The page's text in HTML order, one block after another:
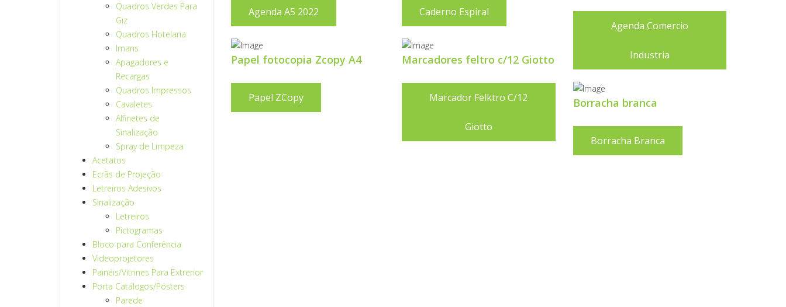
Quadros Verdes Para
Giz
Quadros Hotelaria
Imans
Apagadores e
Recargas
Quadros Impressos
Cavaletes
Alfinetes de
Sinalização
Spray de Limpeza
Acetatos
Ecrãs de Projeção
Letreiros Adesivos
Sinalização
Letreiros
Pictogramas
Bloco para Conferência
Videoprojetores
Painéis/Vitrines Para Extrerior
Porta Catálogos/Pósters
Parede
Agenda A5 2022
Papel fotocopia Zcopy A4
Papel ZCopy
Caderno Espiral
Marcadores feltro c/12 Giotto
Marcador Felktro C/12
Giotto
Agenda Comercio
Industria
Borracha branca
Borracha Branca